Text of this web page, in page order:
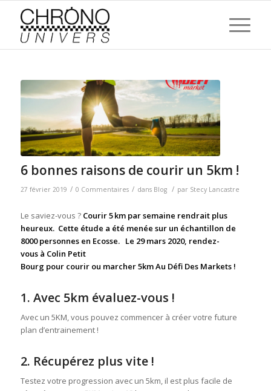
6 bonnes raisons de courir un 5km !
27 février 2019 / 0 Commentaires / dans Blog / par Stecy Lancastre
Le saviez-vous ? Courir 5 km par semaine rendrait plus
heureux. Cette étude a été menée sur un échantillon de
8000 personnes en Ecosse. Le 29 mars 2020, rendez-
vous à Colin Petit
Bourg pour courir ou marcher 5km Au Défi Des Markets !
1. Avec 5km évaluez-vous !
Avec un 5KM, vous pouvez commencer à créer votre future
plan d’entrainement !
2. Récupérez plus vite !
Testez votre progression avec un 5km, il est plus facile de